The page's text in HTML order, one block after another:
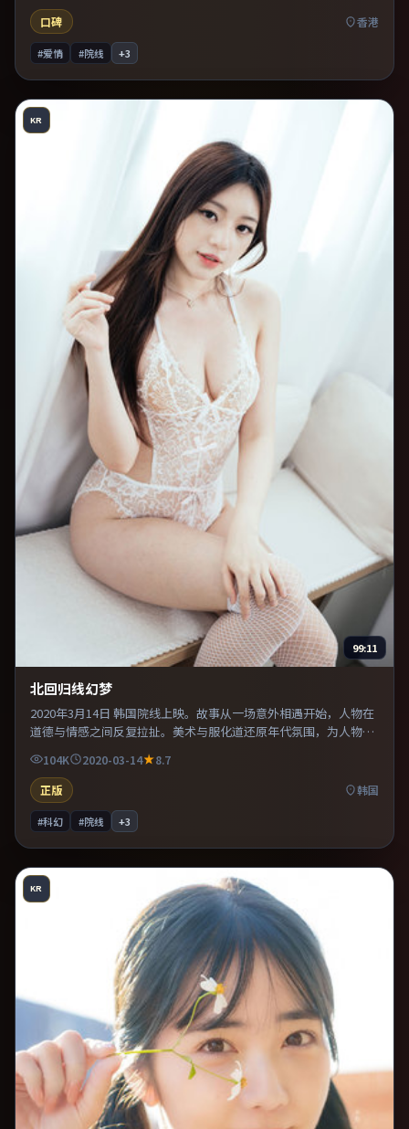
口碑
香港
#爱情 #院线 +3
KR
99:11
北回归线幻梦
2020年3月14日 韩国院线上映。故事从一场意外相遇开始，人物在
道德与情感之间反复拉扯。美术与服化道还原年代氛围，为人物动
机提供可信支撑。适合喜欢现实主义题材的观众，情绪后劲较足。
104K 2020-03-14
8.7
正版
韩国
#科幻 #院线 +3
KR